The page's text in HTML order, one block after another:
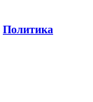
Политика